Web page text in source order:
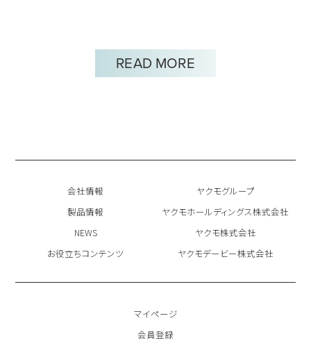
READ MORE
会社情報
製品情報
NEWS
お役立ちコンテンツ
ヤクモグループ
ヤクモホールディングス株式会社
ヤクモ株式会社
ヤクモデービー株式会社
マイページ
会員登録